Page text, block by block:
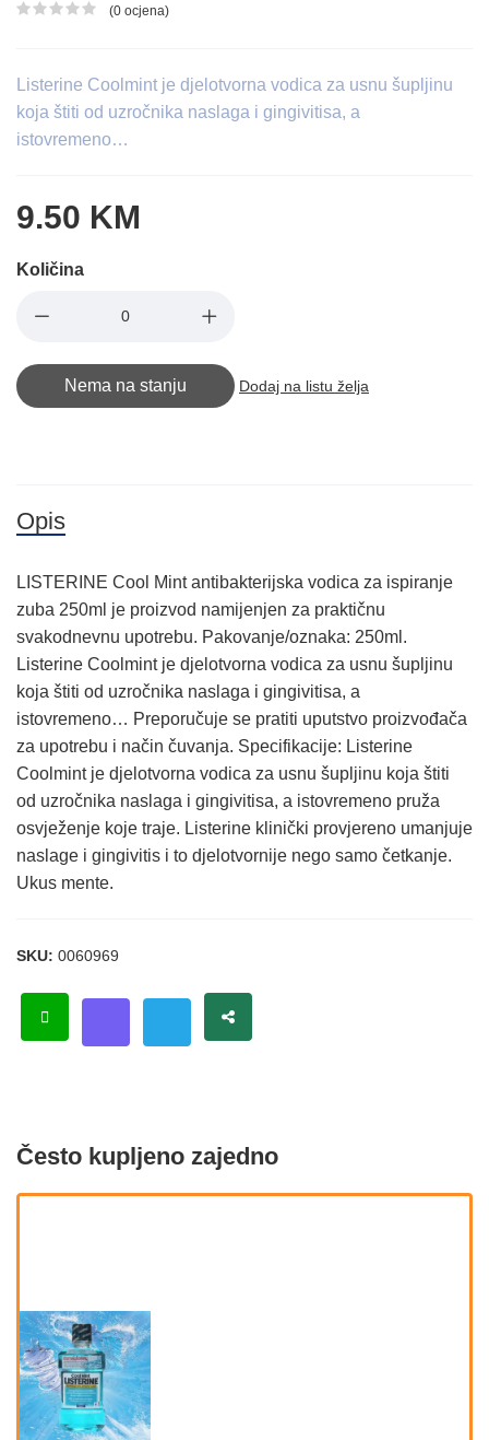
Ocjena proizvoda
(0 ocjena)
Listerine Coolmint je djelotvorna vodica za usnu šupljinu
koja štiti od uzročnika naslaga i gingivitisa, a
istovremeno…
9.50 KM
Količina
Nema na stanju Dodaj na listu želja
Opis
LISTERINE Cool Mint antibakterijska vodica za ispiranje
zuba 250ml je proizvod namijenjen za praktičnu
svakodnevnu upotrebu. Pakovanje/oznaka: 250ml.
Listerine Coolmint je djelotvorna vodica za usnu šupljinu
koja štiti od uzročnika naslaga i gingivitisa, a
istovremeno… Preporučuje se pratiti uputstvo proizvođača
za upotrebu i način čuvanja. Specifikacije: Listerine
Coolmint je djelotvorna vodica za usnu šupljinu koja štiti
od uzročnika naslaga i gingivitisa, a istovremeno pruža
osvježenje koje traje. Listerine klinički provjereno umanjuje
naslage i gingivitis i to djelotvornije nego samo četkanje.
Ukus mente.
SKU: 0060969
Često kupljeno zajedno